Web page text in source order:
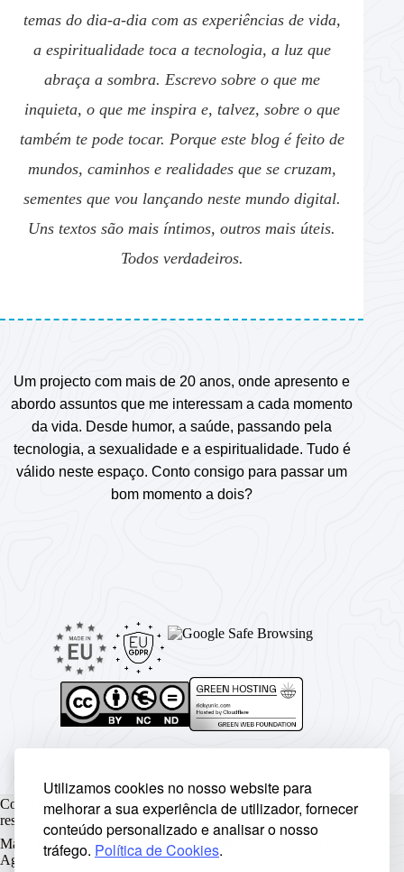
Utilizamos cookies no nosso website para
melhorar a sua experiência de utilizador, fornecer
conteúdo personalizado e analisar o nosso
tráfego. Política de Cookies.
temas do dia-a-dia com as experiências de vida,
a espiritualidade toca a tecnologia, a luz que
abraça a sombra. Escrevo sobre o que me
inquieta, o que me inspira e, talvez, sobre o que
também te pode tocar. Porque este blog é feito de
mundos, caminhos e realidades que se cruzam,
sementes que vou lançando neste mundo digital.
Uns textos são mais íntimos, outros mais úteis.
Todos verdadeiros.
Um projecto com mais de 20 anos, onde apresento e
abordo assuntos que me interessam a cada momento
da vida. Desde humor, a saúde, passando pela
tecnologia, a sexualidade e a espiritualidade. Tudo é
válido neste espaço. Conto consigo para passar um
bom momento a dois?
Copyright © Rickyunic World® 2004 - 2026 | Todos os direitos
reservados.
Made with ♥ by Rickyunic . Crafted with care by
Agency .